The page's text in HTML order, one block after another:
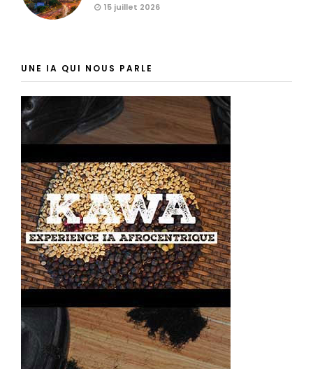
15 juillet 2026
UNE IA QUI NOUS PARLE